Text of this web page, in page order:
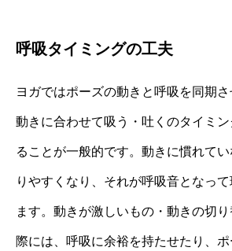
呼吸タイミングの工夫
ヨガではポーズの動きと呼吸を同期さ
動きに合わせて吸う・吐くのタイミ
ることが一般的です。動きに慣れて
りやすくなり、それが呼吸音となっ
ます。動きが激しいもの・動きの切
際には、呼吸に余裕を持たせたり、